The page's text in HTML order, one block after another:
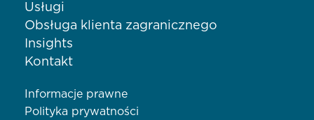
Usługi
Obsługa klienta zagranicznego
Insights
Kontakt
Informacje prawne
Polityka prywatności